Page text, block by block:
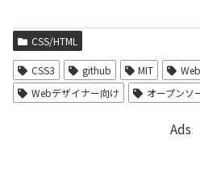
CSS/HTML
CSS3 github MIT
Webデザイナー向け
オープンソ
Ads